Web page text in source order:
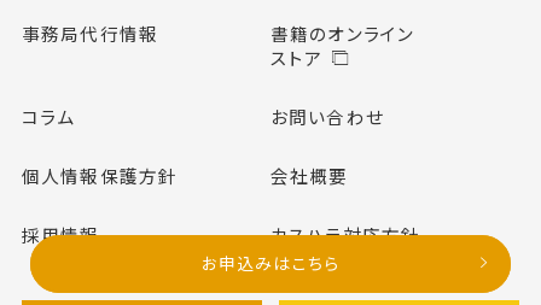
お申込みはこちら
事務局代行情報
書籍のオンライン
ストア
コラム お問い合わせ
個人情報保護方針 会社概要
採用情報 カスハラ対応方針
お申込みはこちら